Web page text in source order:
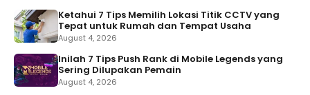
Ketahui 7 Tips Memilih Lokasi Titik CCTV yang
Tepat untuk Rumah dan Tempat Usaha
August 4, 2026
Inilah 7 Tips Push Rank di Mobile Legends yang
Sering Dilupakan Pemain
August 4, 2026